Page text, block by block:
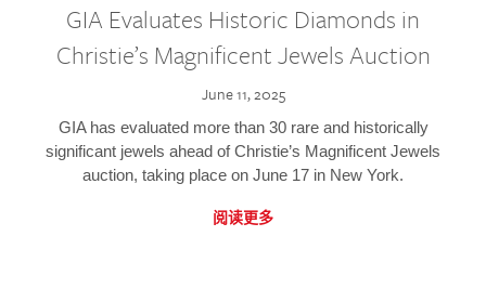
GIA Evaluates Historic Diamonds in
Christie’s Magnificent Jewels Auction
June 11, 2025
GIA has evaluated more than 30 rare and historically
significant jewels ahead of Christie’s Magnificent Jewels
auction, taking place on June 17 in New York.
阅读更多